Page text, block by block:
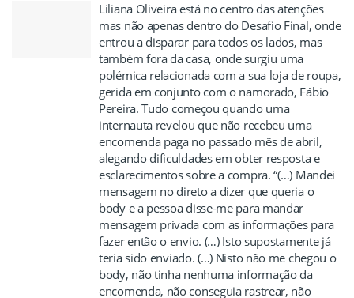
Liliana Oliveira está no centro das atenções
mas não apenas dentro do Desafio Final, onde
entrou a disparar para todos os lados, mas
também fora da casa, onde surgiu uma
polémica relacionada com a sua loja de roupa,
gerida em conjunto com o namorado, Fábio
Pereira. Tudo começou quando uma
internauta revelou que não recebeu uma
encomenda paga no passado mês de abril,
alegando dificuldades em obter resposta e
esclarecimentos sobre a compra. “(…) Mandei
mensagem no direto a dizer que queria o
body e a pessoa disse-me para mandar
mensagem privada com as informações para
fazer então o envio. (…) Isto supostamente já
teria sido enviado. (…) Nisto não me chegou o
body, não tinha nenhuma informação da
encomenda, não conseguia rastrear, não